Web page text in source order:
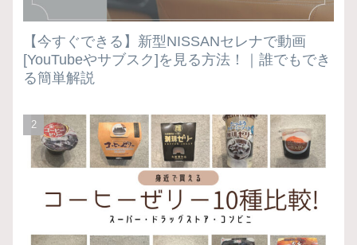
【今すぐできる】新型NISSANセレナで動画
[YouTubeやサブスク]を見る方法！｜誰でもでき
る簡単解説